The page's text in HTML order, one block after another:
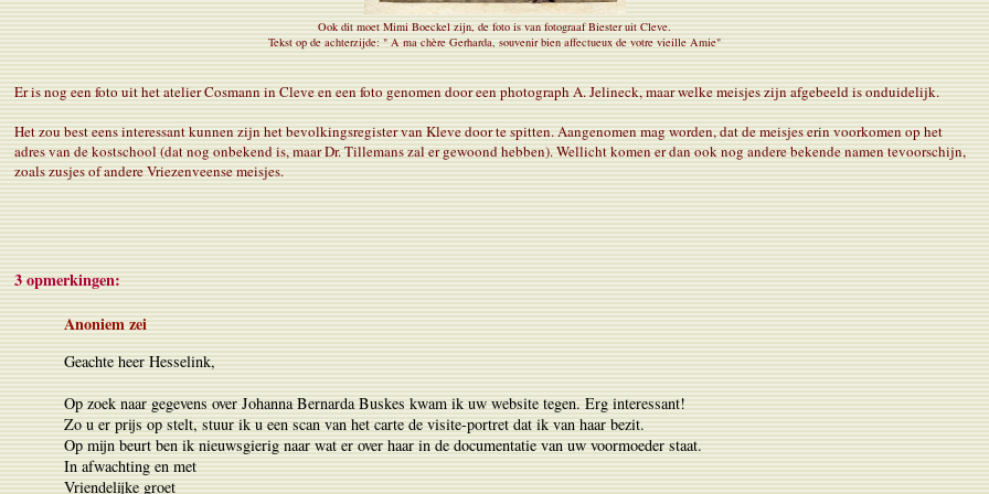
Ook dit moet Mimi Boeckel zijn, de foto is van fotograaf Biester uit Cleve.
Tekst op de achterzijde: " A ma chère Gerharda, souvenir bien affectueux de votre vieille Amie"
Er is nog een foto uit het atelier Cosmann in Cleve en een foto genomen door een photograph A. Jelineck, maar welke meisjes zijn afgebeeld is onduidelijk.
Het zou best eens interessant kunnen zijn het bevolkingsregister van Kleve door te spitten. Aangenomen mag worden, dat de meisjes erin voorkomen op het
adres van de kostschool (dat nog onbekend is, maar Dr. Tillemans zal er gewoond hebben). Wellicht komen er dan ook nog andere bekende namen tevoorschijn,
zoals zusjes of andere Vriezenveense meisjes.
3 opmerkingen:
Anoniem zei
Geachte heer Hesselink,
Op zoek naar gegevens over Johanna Bernarda Buskes kwam ik uw website tegen. Erg interessant!
Zo u er prijs op stelt, stuur ik u een scan van het carte de visite-portret dat ik van haar bezit.
Op mijn beurt ben ik nieuwsgierig naar wat er over haar in de documentatie van uw voormoeder staat.
In afwachting en met
Vriendelijke groet